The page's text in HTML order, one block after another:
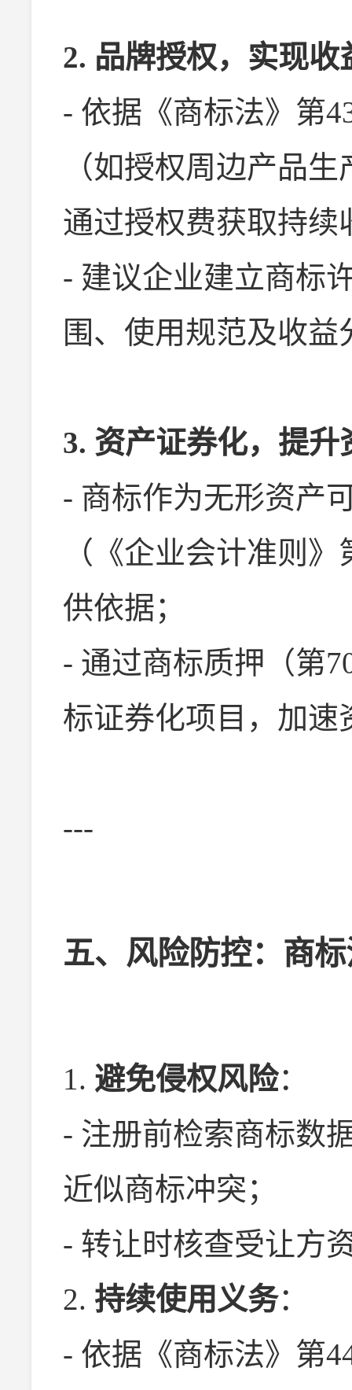
2. 品牌授权，实现收
- 依据《商标法》第
（如授权周边产品
通过授权费获取持续
- 建议企业建立商标
围、使用规范及收益
3. 资产证券化，提升
- 商标作为无形资产
（《企业会计准则
供依据；
- 通过商标质押（第
标证券化项目，加速
---
五、风险防控：商
1. 避免侵权风险：
- 注册前检索商标数
近似商标冲突；
- 转让时核查受让方
2. 持续使用义务：
- 依据《商标法》第